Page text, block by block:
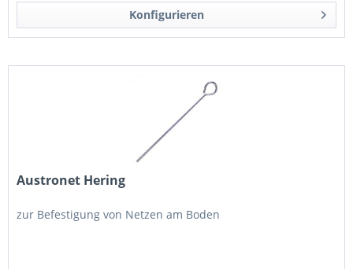
Konfigurieren
Austronet Hering
zur Befestigung von Netzen am Boden